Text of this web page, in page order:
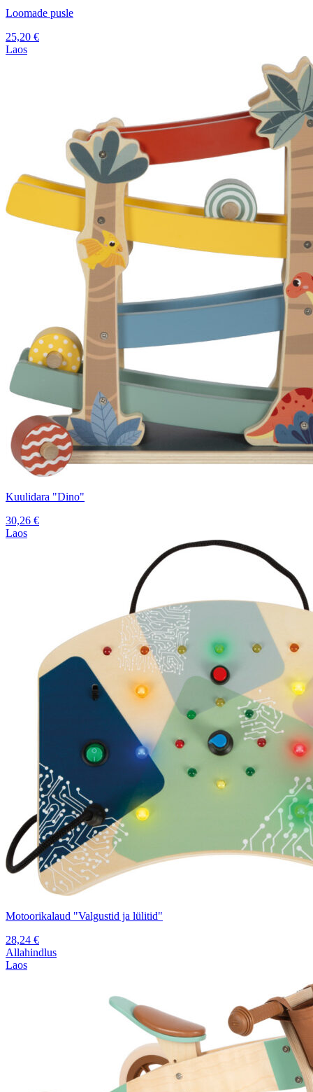
Loomade pusle
25,20 €
Laos
Kuulidara "Dino"
30,26 €
Laos
Motoorikalaud "Valgustid ja lülitid"
28,24 €
Allahindlus
Laos